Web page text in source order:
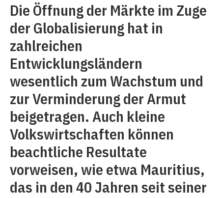
Die Öffnung der Märkte im Zuge
der Globalisierung hat in
zahlreichen
Entwicklungsländern
wesentlich zum Wachstum und
zur Verminderung der Armut
beigetragen. Auch kleine
Volkswirtschaften können
beachtliche Resultate
vorweisen, wie etwa Mauritius,
das in den 40 Jahren seit seiner